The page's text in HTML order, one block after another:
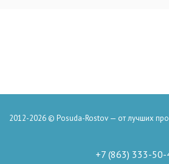
2012-2026 © Posuda-Rostov — от лучших
+7 (863) 333-50-